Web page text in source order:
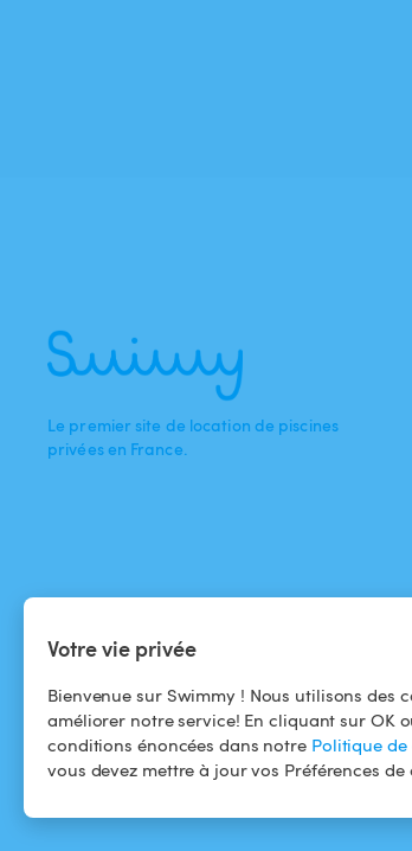
Votre vie privée
Bienvenue sur Swimmy ! Nous utilisons
améliorer notre service! En cliquant sur OK
conditions énoncées dans notre Politique
vous devez mettre à jour vos Préférences de
Le premier site de location de piscines
privées en France.